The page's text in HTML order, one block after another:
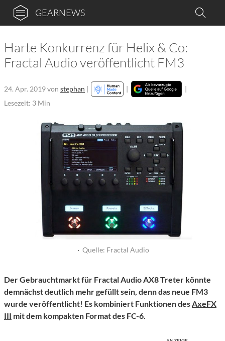
GEARNEWS
Harte Konkurrenz für Helix & Co:
Fractal Audio veröffentlicht FM3
24. Apr. 2019von stephan | |
|
Lesezeit: 3 Min
· Quelle: Fractal Audio
Der Gebrauchtmarkt für Fractal Audio AX8 Treter könnte
demnächst deutlich mehr gefüllt sein, denn das neue FM3
wurde veröffentlicht! Es kombiniert Funktionen desAxeFX
III mit dem kompakten Format des FC-6.